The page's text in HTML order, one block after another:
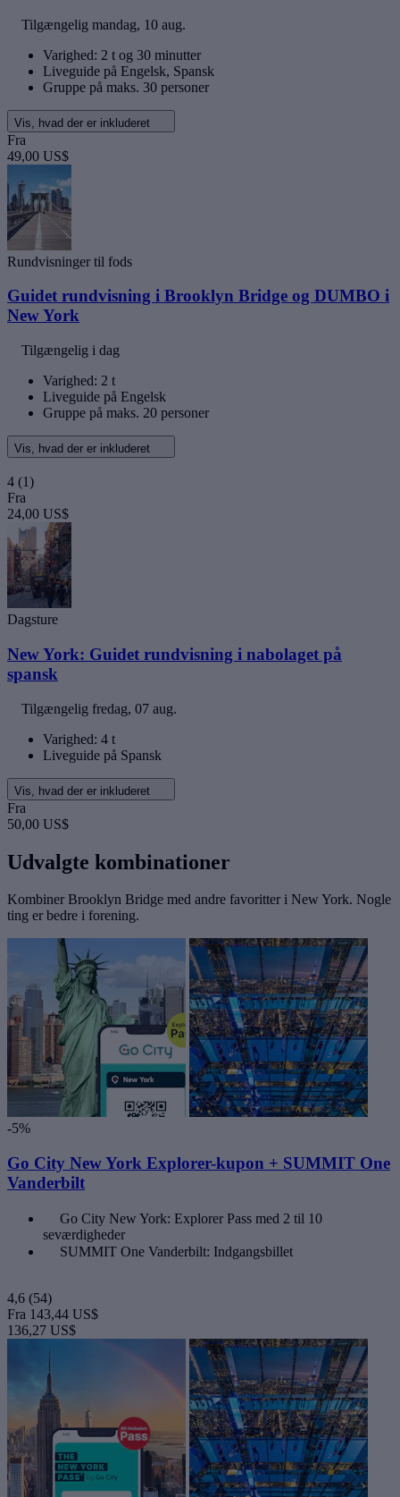
Tilgængelig mandag, 10 aug.
Varighed: 2 t og 30 minutter
Liveguide på Engelsk, Spansk
Gruppe på maks. 30 personer
Vis, hvad der er inkluderet
Fra
49,00 US$
Rundvisninger til fods
Guidet rundvisning i Brooklyn Bridge og DUMBO i
New York
Tilgængelig i dag
Varighed: 2 t
Liveguide på Engelsk
Gruppe på maks. 20 personer
Vis, hvad der er inkluderet
4 (1)
Fra
24,00 US$
Dagsture
New York: Guidet rundvisning i nabolaget på
spansk
Tilgængelig fredag, 07 aug.
Varighed: 4 t
Liveguide på Spansk
Vis, hvad der er inkluderet
Fra
50,00 US$
Udvalgte kombinationer
Kombiner Brooklyn Bridge med andre favoritter i New York. Nogle
ting er bedre i forening.
-5%
Go City New York Explorer-kupon + SUMMIT One
Vanderbilt
Go City New York: Explorer Pass med 2 til 10
seværdigheder
SUMMIT One Vanderbilt: Indgangsbillet
4,6 (54)
Fra 143,44 US$
136,27 US$